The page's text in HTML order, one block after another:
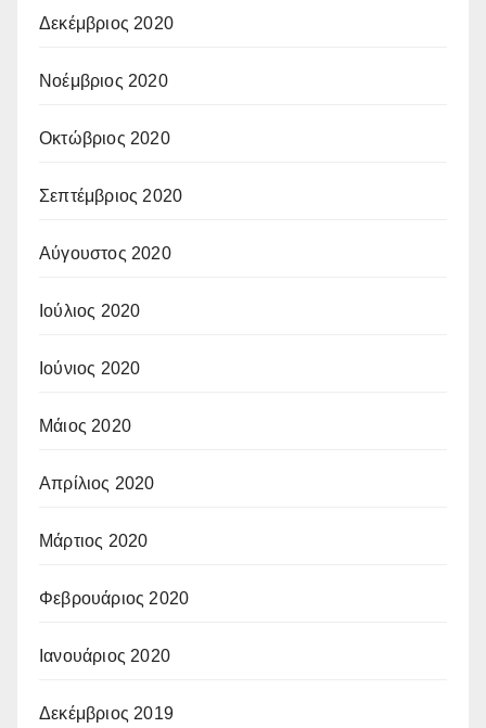
Δεκέμβριος 2020
Νοέμβριος 2020
Οκτώβριος 2020
Σεπτέμβριος 2020
Αύγουστος 2020
Ιούλιος 2020
Ιούνιος 2020
Μάιος 2020
Απρίλιος 2020
Μάρτιος 2020
Φεβρουάριος 2020
Ιανουάριος 2020
Δεκέμβριος 2019